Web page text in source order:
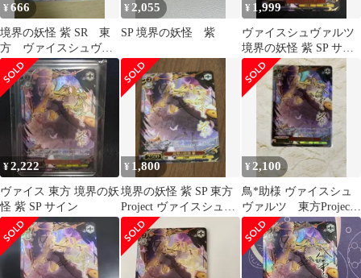
¥666
境界の妖怪 紫 SR 東
方 ヴァイスシュヴァ
ルツ
¥ 2,055
SP 境界の妖怪 紫
¥ 1,999
ヴァイスシュヴァルツ
境界の妖怪 紫 SP サイ
ン
¥2,222
ヴァイス 東方 境界の妖
怪 紫 SP サイン
¥ 1,800
境界の妖怪 紫 SP 東方
Project ヴァイスシュヴ
ァルツ
¥ 2,100
鳥*助様 ヴァイスシュ
ヴァルツ 東方Project
境界の妖怪 紫 SP サ
イン